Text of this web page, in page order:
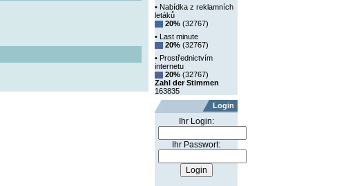
• Nabídka z reklamních
letáků
20% (32767)
• Last minute
20% (32767)
• Prostřednictvím
internetu
20% (32767)
Zahl der Stimmen
163835
Login
Ihr Login:
Ihr Passwort: